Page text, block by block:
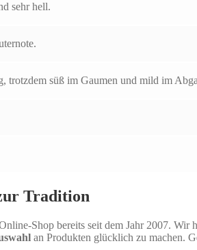
sehr hell.
trotzdem süß im Gaumen und mild im
Tradition
Shop bereits seit dem Jahr 2007.
an Produkten glücklich zu machen.